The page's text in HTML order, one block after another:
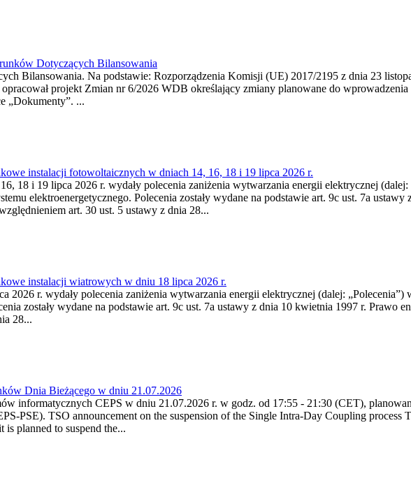
Dotyczących Bilansowania
Bilansowania. Na podstawie: Rozporządzenia Komisji (UE) 2017/2195 z dnia 23‍
projekt Zmian nr 6/2026 WDB określający zmiany planowane do
„Dokumenty”. ...
instalacji fotowoltaicznych w dniach 14, 16, 18 i 19 lipca 2026 r.
18 i 19 lipca 2026 r. wydały polecenia zaniżenia wytwarzania energii elektrycznej (dalej:
elektroenergetycznego. Polecenia zostały wydane na podstawie art. 9c ust. 7a
art. 30 ust. 5 ustawy z dnia 28...
instalacji wiatrowych w dniu 18 lipca 2026 r.
r. wydały polecenia zaniżenia wytwarzania energii elektrycznej (dalej:
zostały wydane na podstawie art. 9c ust. 7a ustawy z dnia 10 kwietnia 1997 r. Prawo
28...
Dnia Bieżącego w dniu 21.07.2026
informatycznych CEPS w dniu 21.07.2026 r. w godz. od 17:55 - 21:30 (CET),
PSE). TSO announcement on the suspension of the Single Intra-Day Coupling process
planned to suspend the...